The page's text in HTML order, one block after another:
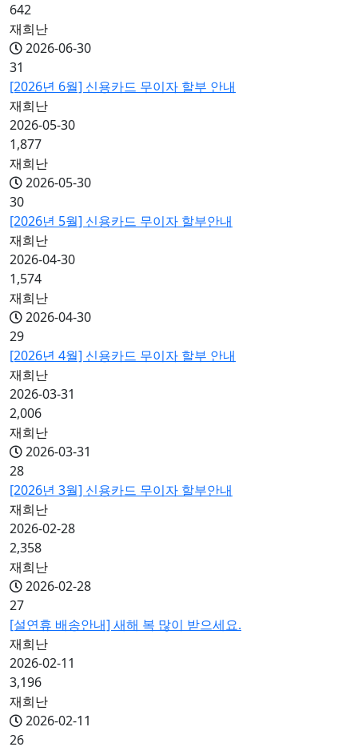
642
재희난
2026-06-30
31
[2026년 6월] 신용카드 무이자 할부 안내
재희난
2026-05-30
1,877
재희난
2026-05-30
30
[2026년 5월] 신용카드 무이자 할부안내
재희난
2026-04-30
1,574
재희난
2026-04-30
29
[2026년 4월] 신용카드 무이자 할부 안내
재희난
2026-03-31
2,006
재희난
2026-03-31
28
[2026년 3월] 신용카드 무이자 할부안내
재희난
2026-02-28
2,358
재희난
2026-02-28
27
[설연휴 배송안내] 새해 복 많이 받으세요.
재희난
2026-02-11
3,196
재희난
2026-02-11
26